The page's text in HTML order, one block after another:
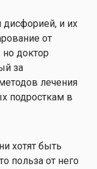
и их
от
доктор
за
лечения
подросткам в
хотят быть
польза от него